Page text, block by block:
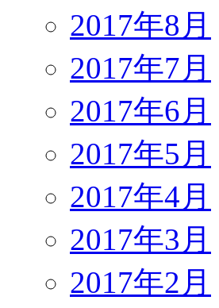
2017年8月
2017年7月
2017年6月
2017年5月
2017年4月
2017年3月
2017年2月